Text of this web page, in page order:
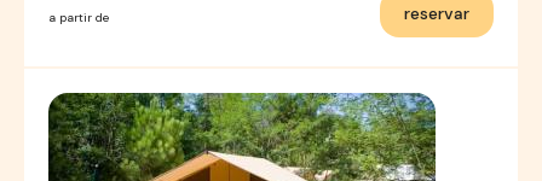
a partir de reservar